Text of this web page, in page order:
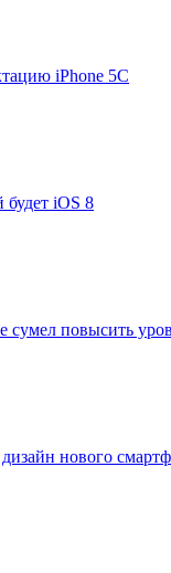
iPhone 5C
будет iOS 8
сумел повысить
нового